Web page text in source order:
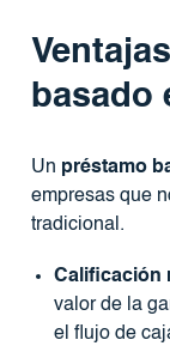
basado
Un préstamo
empresas que
tradicional.
Calificación
valor de la
el flujo de